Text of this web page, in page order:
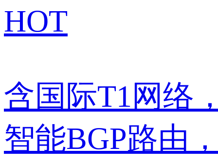
HOT
含国际T1网络
智能BGP路由